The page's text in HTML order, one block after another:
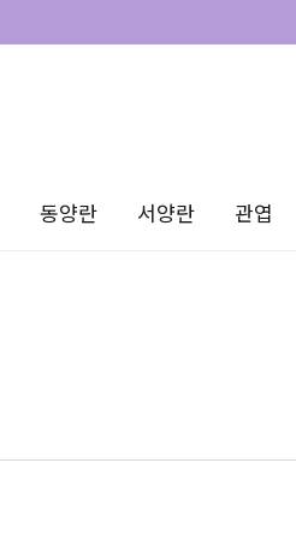
동양란 서양란 관엽